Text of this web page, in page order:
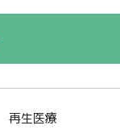
再生医療